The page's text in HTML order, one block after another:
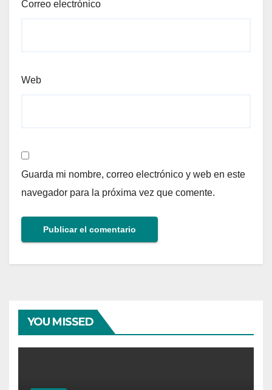
Correo electrónico
Web
Guarda mi nombre, correo electrónico y web en este
navegador para la próxima vez que comente.
YOU MISSED